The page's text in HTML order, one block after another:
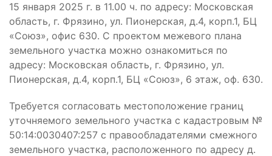
15 января 2025 г. в 11.00 ч. по адресу: Московская
область, г. Фрязино, ул. Пионерская, д.4, корп.1, БЦ
«Союз», офис 630. С проектом межевого плана
земельного участка можно ознакомиться по
адресу: Московская область, г. Фрязино, ул.
Пионерская, д.4, корп.1, БЦ «Союз», 6 этаж, оф. 630.
Требуется согласовать местоположение границ
уточняемого земельного участка с кадастровым №
50:14:0030407:257 с правообладателями смежного
земельного участка, расположенного по адресу д.